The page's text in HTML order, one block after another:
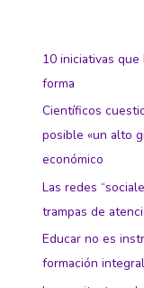
10 iniciativas
forma
Científicos
posible «un alto
económico
Las redes
trampas de
Educar no es
formación